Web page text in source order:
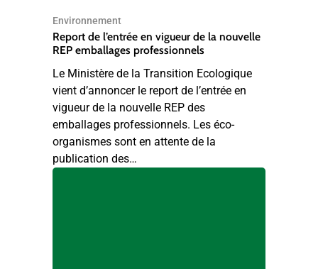
Environnement
Report de l’entrée en vigueur de la nouvelle
REP emballages professionnels
Le Ministère de la Transition Ecologique
vient d’annoncer le report de l’entrée en
vigueur de la nouvelle REP des
emballages professionnels. Les éco-
organismes sont en attente de la
publication des…